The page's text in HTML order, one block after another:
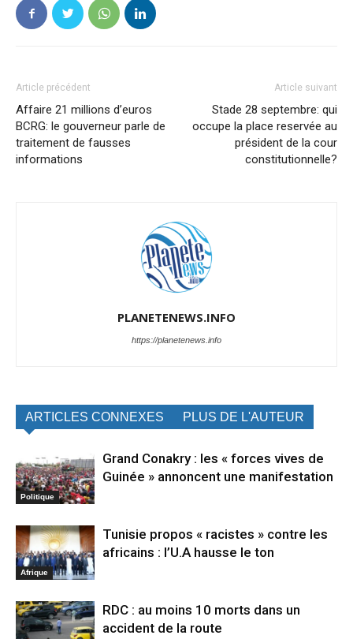
Article précédent
Affaire 21 millions d’euros
BCRG: le gouverneur parle de
traitement de fausses
informations
Article suivant
Stade 28 septembre: qui
occupe la place reservée au
président de la cour
constitutionnelle?
PLANETENEWS.INFO
https://planetenews.info
ARTICLES CONNEXES PLUS DE L'AUTEUR
Politique
Grand Conakry : les « forces vives de
Guinée » annoncent une manifestation
Afrique
Tunisie propos « racistes » contre les
africains : l’U.A hausse le ton
RDC : au moins 10 morts dans un
accident de la route